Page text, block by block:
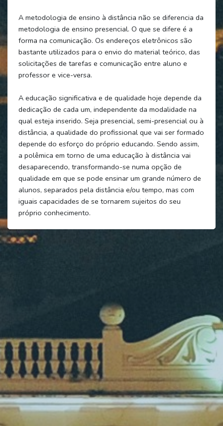
A metodologia de ensino à distância não se diferencia da
metodologia de ensino presencial. O que se difere é a
forma na comunicação. Os endereços eletrônicos são
bastante utilizados para o envio do material teórico, das
solicitações de tarefas e comunicação entre aluno e
professor e vice-versa.
A educação significativa e de qualidade hoje depende da
dedicação de cada um, independente da modalidade na
qual esteja inserido. Seja presencial, semi-presencial ou à
distância, a qualidade do profissional que vai ser formado
depende do esforço do próprio educando. Sendo assim,
a polêmica em torno de uma educação à distância vai
desaparecendo, transformando-se numa opção de
qualidade em que se pode ensinar um grande número de
alunos, separados pela distância e/ou tempo, mas com
iguais capacidades de se tornarem sujeitos do seu
próprio conhecimento.